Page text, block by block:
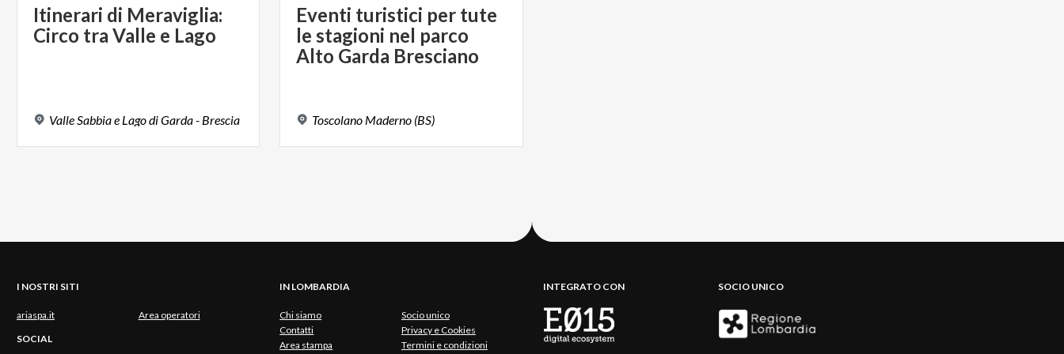
Itinerari di Meraviglia:
Circo tra Valle e Lago
Valle Sabbiae LagodiGarda- Brescia
Eventi turistici per tute
le stagioni nel parco
Alto Garda Bresciano
Toscolano Maderno (BS)
I NOSTRI SITI
ariaspa.it Area operatori
SOCIAL
IN LOMBARDIA
Chi siamo
Socio unico
Contatti
Privacy e Cookies
Area stampa
Termini e condizioni
INTEGRATO CON SOCIO UNICO